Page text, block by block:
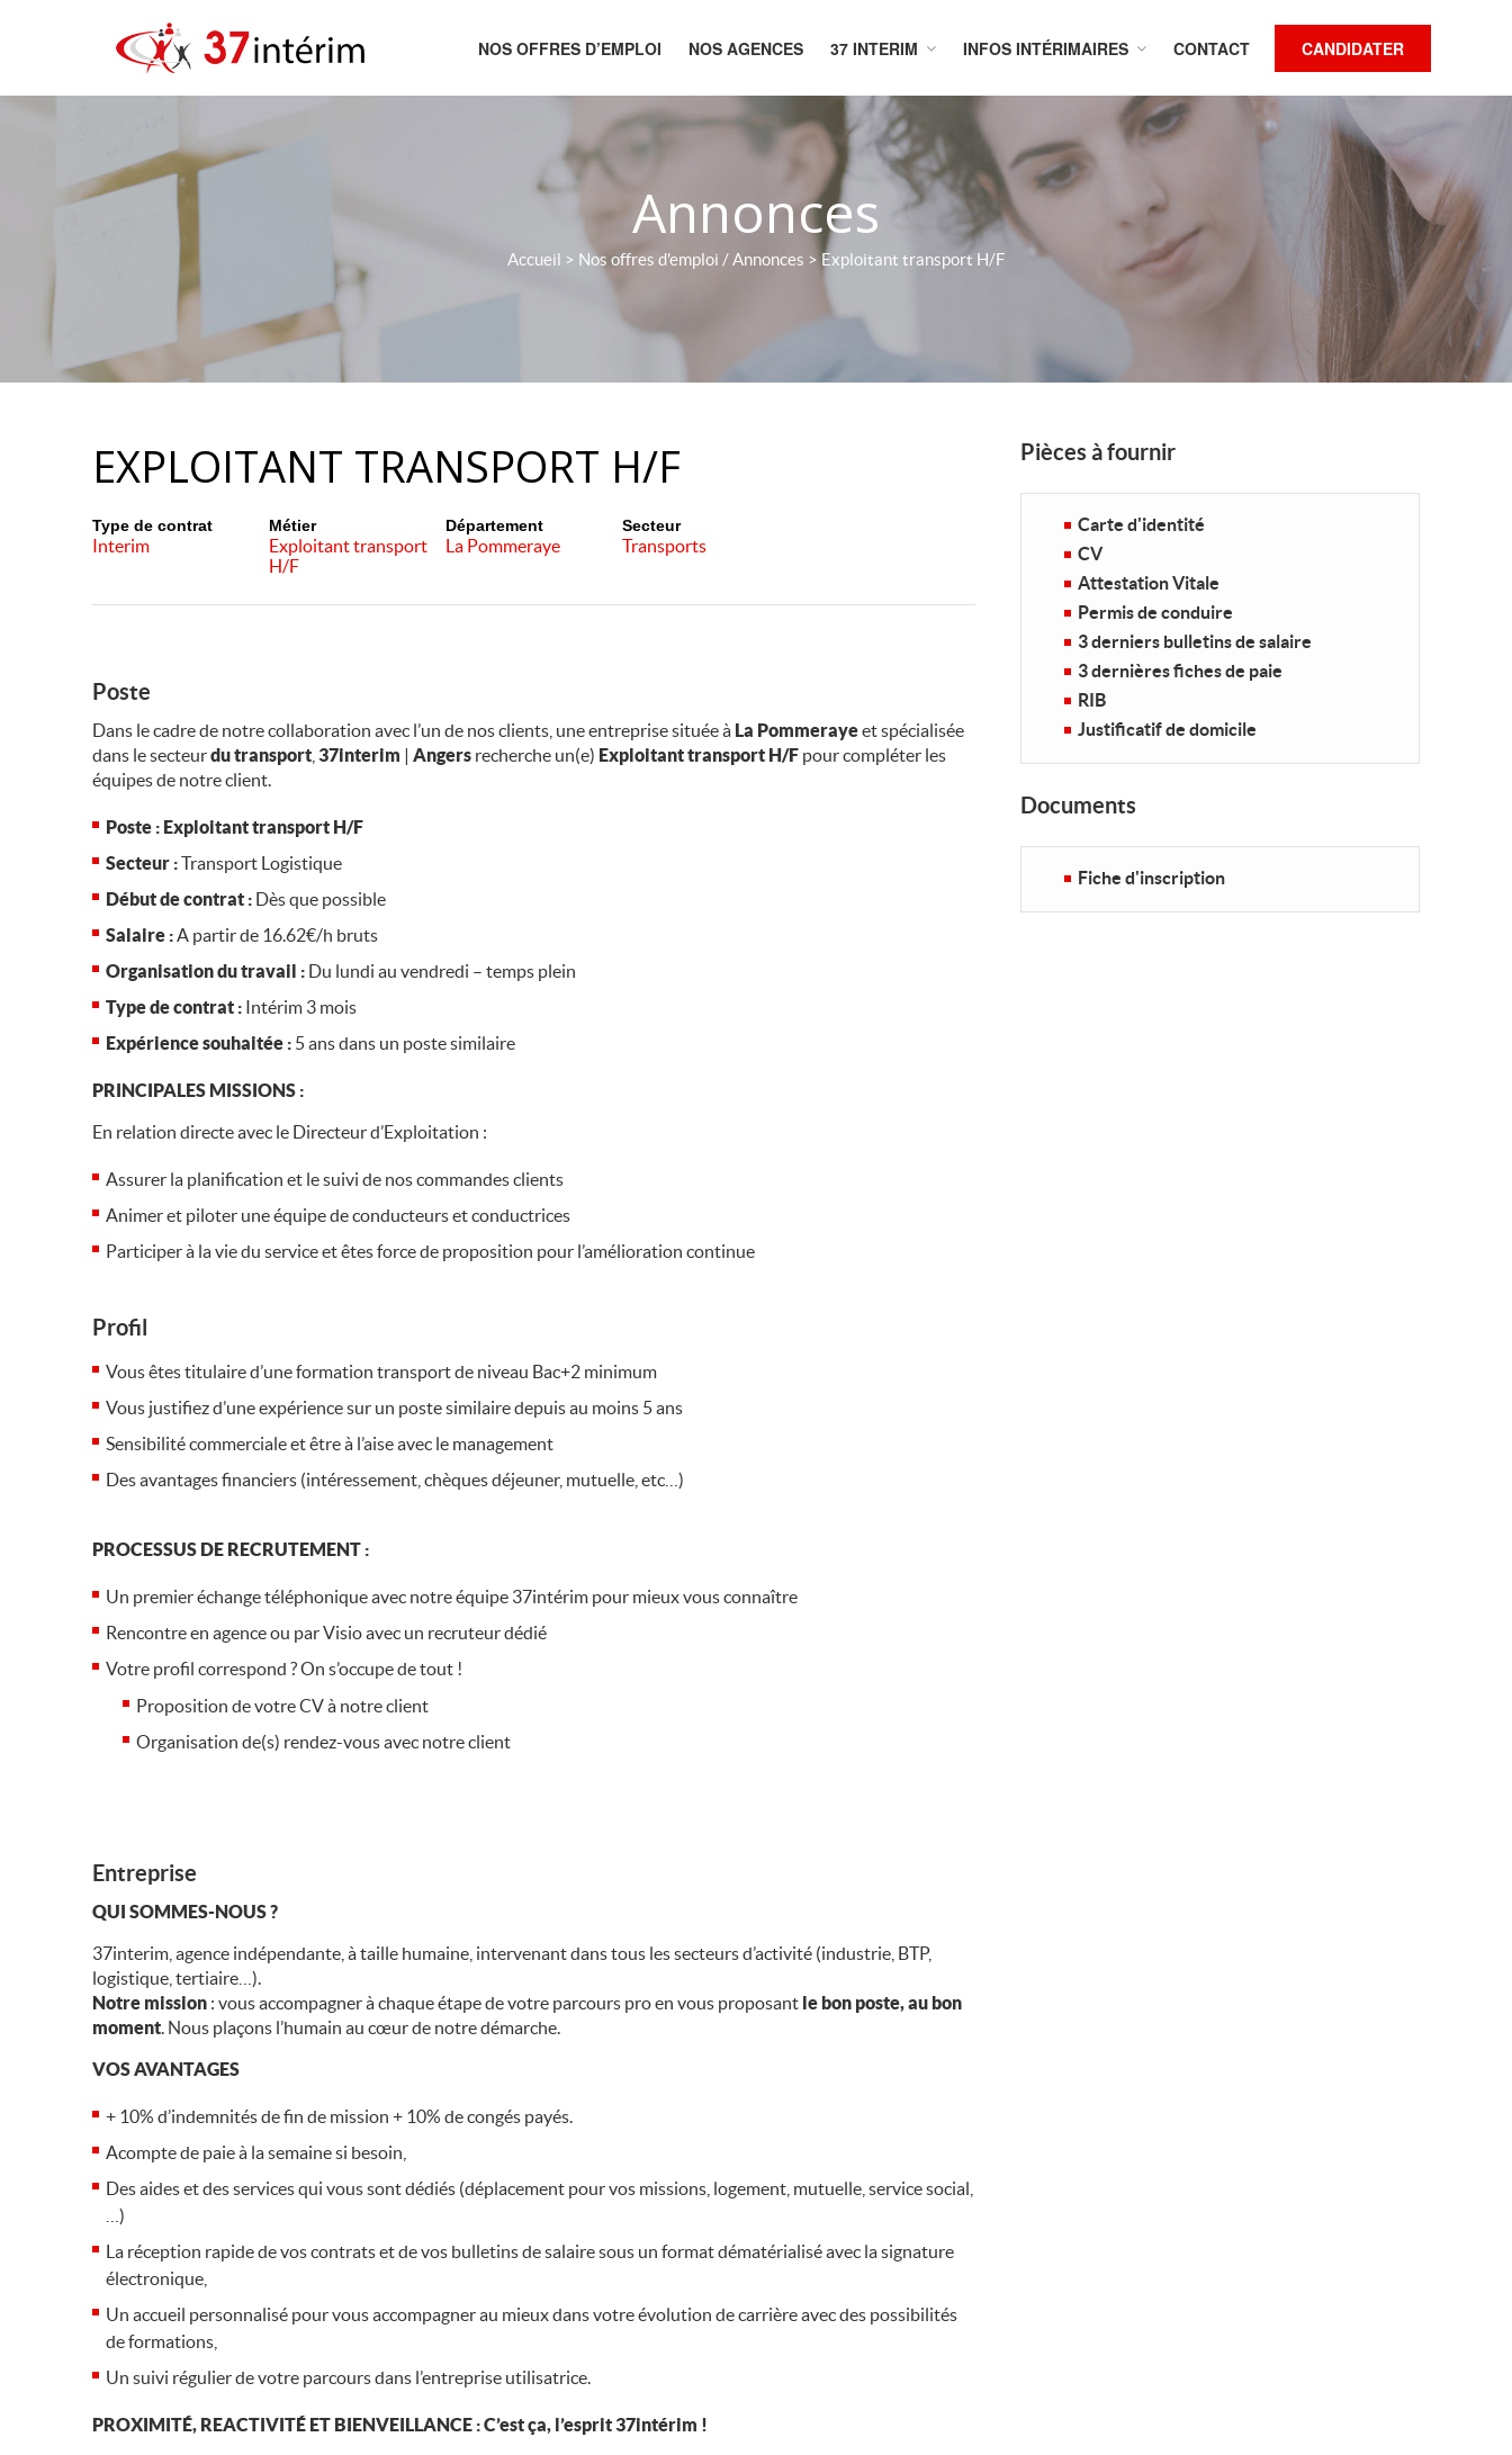
NOS OFFRES D’EMPLOI NOS AGENCES 37 INTERIM INFOS INTÉRIMAIRES CONTACT CANDIDATER
Annonces
Accueil > Nos offres d'emploi / Annonces > Exploitant transport H/F
EXPLOITANT TRANSPORT H/F
Type de contrat
Interim
Métier
Exploitant transport
H/F
Département
La Pommeraye
Secteur
Transports
Entreprise
QUI SOMMES-NOUS ?
37interim, agence indépendante, à taille humaine, intervenant dans tous les secteurs d’activité (industrie, BTP,
logistique, tertiaire…).
Notre mission : vous accompagner à chaque étape de votre parcours pro en vous proposant le bon poste, au bon
moment. Nous plaçons l’humain au cœur de notre démarche.
VOS AVANTAGES
+ 10% d’indemnités de fin de mission + 10% de congés payés.
Acompte de paie à la semaine si besoin,
Des aides et des services qui vous sont dédiés (déplacement pour vos missions, logement, mutuelle, service social,
…)
La réception rapide de vos contrats et de vos bulletins de salaire sous un format dématérialisé avec la signature
électronique,
Un accueil personnalisé pour vous accompagner au mieux dans votre évolution de carrière avec des possibilités
de formations,
Un suivi régulier de votre parcours dans l’entreprise utilisatrice.
PROXIMITÉ, REACTIVITÉ ET BIENVEILLANCE : C’est ça, l’esprit 37intérim !
Poste
Dans le cadre de notre collaboration avec l’un de nos clients, une entreprise située à La Pommerayeet spécialisée
dans le secteurdu transport 37interim | Angers recherche un(e) Exploitant transport H/F pour compléter les
équipes de notre client.
Poste : Exploitant transport H/F
Secteur :Transport Logistique
Début de contrat : Dès que possible
Salaire :A partir de 16.62€/h bruts
Organisation du travail : Du lundi au vendredi – temps plein
Type de contrat : Intérim 3 mois
Expérience souhaitée : 5 ans dans un poste similaire
PRINCIPALES MISSIONS :
En relation directe avec le Directeur d’Exploitation :
Assurer la planification et le suivi de nos commandes clients
Animer et piloter une équipe de conducteurs et conductrices
Participer à la vie du service et êtes force de proposition pour l’amélioration continue
Profil
Vous êtes titulaire d’une formation transport de niveau Bac+2 minimum
Vous justifiez d’une expérience sur un poste similaire depuis au moins 5 ans
Sensibilité commerciale et être à l’aise avec le management
Des avantages financiers (intéressement, chèques déjeuner, mutuelle, etc…)
PROCESSUS DE RECRUTEMENT :
Un premier échange téléphonique avec notre équipe 37intérim pour mieux vous connaître
Rencontre en agence ou par Visio avec un recruteur dédié
Votre profil correspond ? On s’occupe de tout !
Proposition de votre CV à notre client
Organisation de(s) rendez-vous avec notre client
Pièces à fournir
Carte d'identité
CV
Attestation Vitale
Permis de conduire
3 derniers bulletins de salaire
3 dernières fiches de paie
RIB
Justificatif de domicile
Documents
Fiche d'inscription